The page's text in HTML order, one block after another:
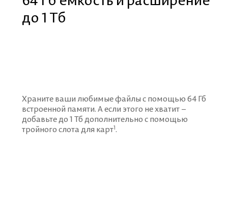
до 1 Тб
Храните ваши любимые файлы с помощью 64 Гб
встроенной памяти. А если этого не хватит –
добавьте до 1 Тб дополнительно с помощью
тройного слота для карт1.